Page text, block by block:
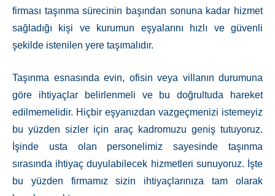
firması taşınma sürecinin başından sonuna kadar hizmet
sağladığı kişi ve kurumun eşyalarını hızlı ve güvenli
şekilde istenilen yere taşımalıdır.
Taşınma esnasında evin, ofisin veya villanın durumuna
göre ihtiyaçlar belirlenmeli ve bu doğrultuda hareket
edilmemelidir. Hiçbir eşyanızdan vazgeçmenizi istemeyiz
bu yüzden sizler için araç kadromuzu geniş tutuyoruz.
İşinde usta olan personelimiz sayesinde taşınma
sırasında ihtiyaç duyulabilecek hizmetleri sunuyoruz. İşte
bu yüzden firmamız sizin ihtiyaçlarınıza tam olarak